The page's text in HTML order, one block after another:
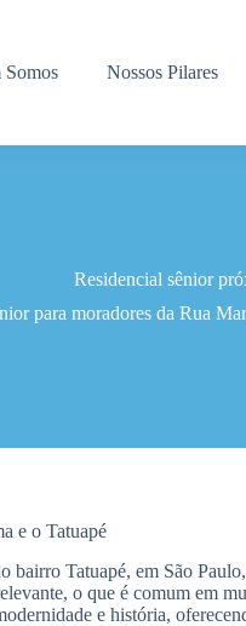
Somos Nossos Pilares
Residencial sênior
para moradores da Rua
e o Tatuapé
Tatuapé, em São
o que é comum em
e história,